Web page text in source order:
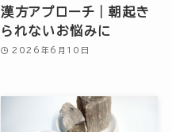
漢方アプローチ｜朝起き
られないお悩みに
2026年6月10日